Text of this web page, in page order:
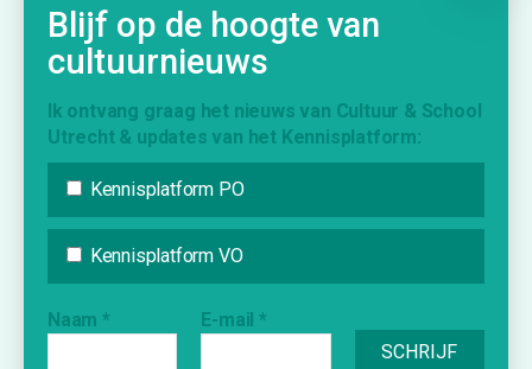
Creatief Vermogen Utrecht (CmK)
KENNISPLATFORM
Agenda
Inspiratie
Vraag & Aanbod
Bijdrage indienen
Inschrijven nieuwsbrief
Blijf op de hoogte van
cultuurnieuws
Ik ontvang graag het nieuws van Cultuur & School
Utrecht & updates van het Kennisplatform:
Kennisplatform PO
Kennisplatform VO
Naam * E-mail *